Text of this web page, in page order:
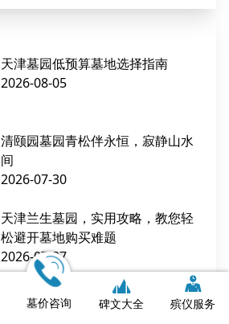
天津墓园低预算墓地选择指南
2026-08-05
清颐园墓园青松伴永恒，寂静山水
间
2026-07-30
天津兰生墓园，实用攻略，教您轻
松避开墓地购买难题
2026-07-27
天津墓地银元宝是烧给谁的？传统
习俗与文化解读
墓价咨询 碑文大全 殡仪服务